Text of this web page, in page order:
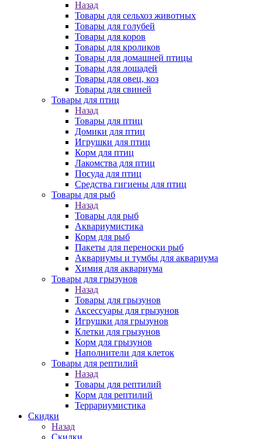
Назад
Товары для сельхоз животных
Товары для голубей
Товары для коров
Товары для кроликов
Товары для домашней птицы
Товары для лошадей
Товары для овец, коз
Товары для свиней
Товары для птиц
Назад
Товары для птиц
Домики для птиц
Игрушки для птиц
Корм для птиц
Лакомства для птиц
Посуда для птиц
Средства гигиены для птиц
Товары для рыб
Назад
Товары для рыб
Аквариумистика
Корм для рыб
Пакеты для переноски рыб
Аквариумы и тумбы для аквариума
Химия для аквариума
Товары для грызунов
Назад
Товары для грызунов
Аксессуары для грызунов
Игрушки для грызунов
Клетки для грызунов
Корм для грызунов
Наполнители для клеток
Товары для рептилий
Назад
Товары для рептилий
Корм для рептилий
Террариумистика
Скидки
Назад
Скидки